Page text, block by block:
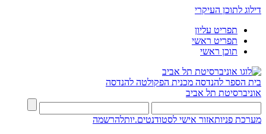
דילוג לתוכן העיקרי
תפריט עליון
תפריט ראשי
תוכן ראשי
בית הספר להנדסה מכנית הפקולטה להנדסה
אוניברסיטת תל אביב
מערכת פניותאזור אישי לסטודנטים.יותלהרשמה